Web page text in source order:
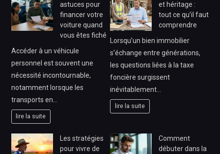
astuces pour
financer votre
voiture quand
vous êtes fiché
Accéder à un véhicule
personnel est souvent une
nécessité incontournable,
notamment lorsque les
transports en…
lire la suite
et héritage :
tout ce qu’il faut
comprendre
Lorsqu’un bien immobilier
s’échange entre générations,
les questions liées à la taxe
foncière surgissent
inévitablement…
lire la suite
Les stratégies
pour vivre de
Comment
débuter dans la